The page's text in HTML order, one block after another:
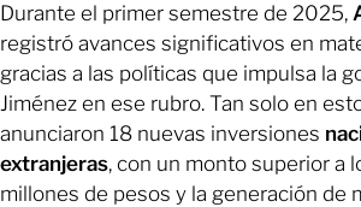
Durante el primer semestre de 2025,
registró avances significativos en
gracias a las políticas que impulsa la
Jiménez en ese rubro. Tan solo en
anunciaron 18 nuevas inversiones
extranjeras, con un monto superior a
millones de pesos y la generación de